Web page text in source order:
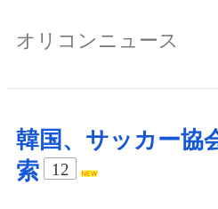
オリコンニュース
韓国、サッカー協
索
12